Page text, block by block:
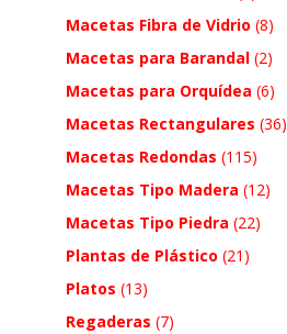
Macetas Fibra de Vidrio (8)
Macetas para Barandal (2)
Macetas para Orquídea (6)
Macetas Rectangulares (36)
Macetas Redondas (115)
Macetas Tipo Madera (12)
Macetas Tipo Piedra (22)
Plantas de Plástico (21)
Platos (13)
Regaderas (7)